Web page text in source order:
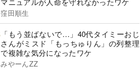
窪田順生
「もう並ばないで…」40代タイミーおじ
さんがミスド「もっちゅりん」の列整理
で複雑な気分になったワケ
みやーんZZ